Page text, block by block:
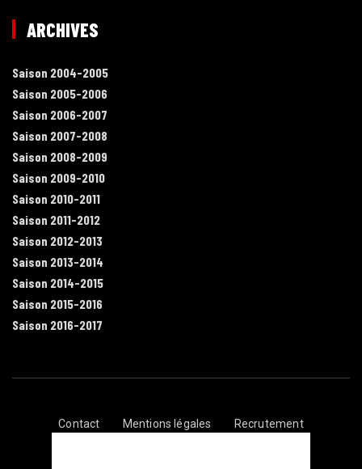
ARCHIVES
Saison 2004-2005
Saison 2005-2006
Saison 2006-2007
Saison 2007-2008
Saison 2008-2009
Saison 2009-2010
Saison 2010-2011
Saison 2011-2012
Saison 2012-2013
Saison 2013-2014
Saison 2014-2015
Saison 2015-2016
Saison 2016-2017
Contact Mentions légales
Recrutement